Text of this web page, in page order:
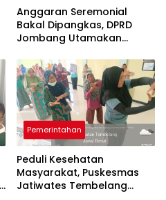
Anggaran Seremonial
Bakal Dipangkas, DPRD
Jombang Utamakan
Rakyat
Pemerintahan
Peduli Kesehatan
Masyarakat, Puskesmas
Jatiwates Tembelang